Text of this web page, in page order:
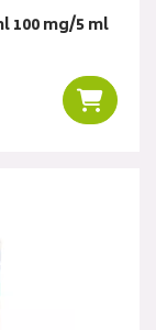
100 mg/5 ml